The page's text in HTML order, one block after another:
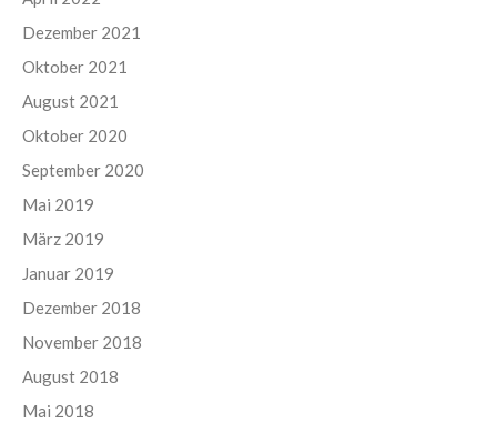
Dezember 2021
Oktober 2021
August 2021
Oktober 2020
September 2020
Mai 2019
März 2019
Januar 2019
Dezember 2018
November 2018
August 2018
Mai 2018